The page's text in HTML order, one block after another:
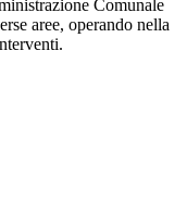
Comunale
aree, operando nella